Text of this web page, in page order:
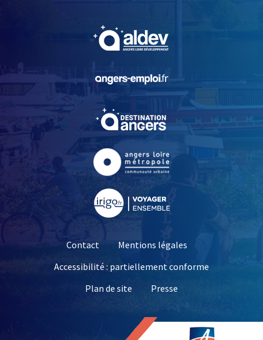
, Ouvre une nouvelle
, Ouvre une nouvelle
Contact
Mentions légales
Accessibilité : partiellement conforme
Plan de site
Presse